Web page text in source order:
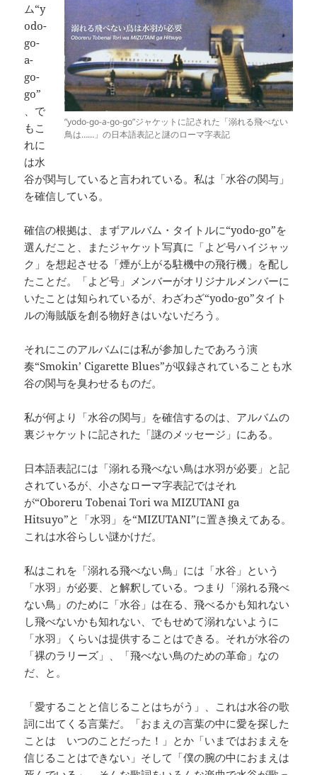
”yodo-go-a-go-go”ジャケットに記された「溺れる飛べない
鳥は……」の日本語表記と謎のローマ字表記
ム“y
odo-
go-
a-
go-
go”
、で
もこ
れに
は水
谷が関与していると言われている。私は「水谷の関与」
を確信している。
確信の根拠は、まずアルバム・タイトルに“yodo-go”を
選んだこと、またジャケット写真に「よど号ハイジャッ
ク」を想起させる「煙が上がる駐機中の飛行機」を配し
たことだ。「よど号」メンバーがオリジナルメンバーに
いたことは知られているが、わざわざ“yodo-go”タイト
ルの海賊版を創る物好きはいないだろう。
それにこのアルバムには私が参加したであろう演
奏“Smokin’ Cigarette Blues”が収録されていることも水
谷の関与を臭わせるものだ。
私が何より「水谷の関与」を確信するのは、アルバムの
裏ジャケットに記された「謎のメッセージ」にある。
日本語表記には「溺れる飛べない鳥は水羽が必要」と記
されているが、小さなローマ字表記ではそれ
が“Oboreru Tobenai Tori wa MIZUTANI ga
Hitsuyo”と「水羽」を“MIZUTANI”に置き換えてある。
これは水谷らしい謎かけだ。
私はこれを「溺れる飛べない鳥」には「水谷」という
「水羽」が必要、と解釈している。つまり「溺れる飛べ
ない鳥」のために「水谷」は在る、飛べるかも知れない
し飛べないかも知れない、でもせめて溺れないように
「水羽」くらいは提供することはできる。それが水谷の
「裸のラリーズ」、「飛べない鳥のための革命」なの
だ、と。
「愛することと信じることはちがう」、これは水谷の歌
詞に出てくる言葉だ。「おまえの言葉の中に愛を探した
ことは いつのことだった！」とか「いまではおまえを
信じることはできない」そして「僕の腕の中におまえは